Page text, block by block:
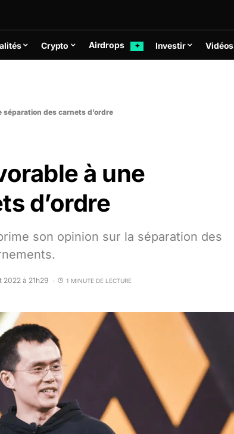
Crypto Airdrops ✦ Investir Vidéos
séparation des carnets d’ordre
à une
d’ordre
son opinion sur la séparation des
2022 à 21h29 1 MINUTE DE LECTURE